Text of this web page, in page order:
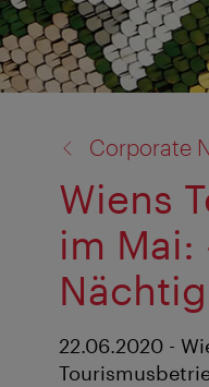
Corporate
Wiens
im Mai:
22.06.2020 -